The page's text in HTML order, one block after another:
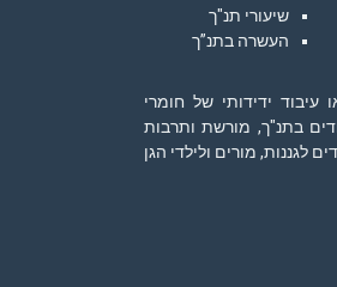
שיעורי תנ"ך
העשרה בתנ”ך
ידידותי של חומרי
בתנ"ך, מורשת ותרבות
לגננות, מורים ולילדי הגן